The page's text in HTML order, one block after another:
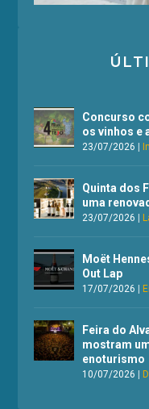
Concurso
os vinhos e
23/07/2026 |
Quinta dos
uma
23/07/2026 |
Moët
Out Lap
17/07/2026 |
Feira do
mostram
enoturismo
10/07/2026 |